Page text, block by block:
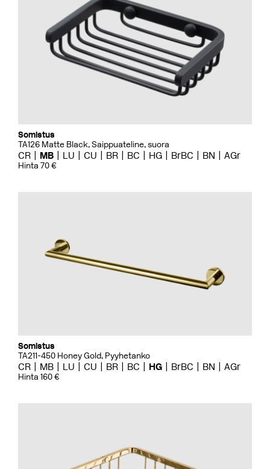
Somistus
TA126 Matte Black, Saippuateline, suora
CR MB LU CU BR BC HG BrBC BN AGr
Hinta 70 €
Somistus
TA211-450 Honey Gold, Pyyhetanko
CR MB LU CU BR BC HG BrBC BN AGr
Hinta 160 €